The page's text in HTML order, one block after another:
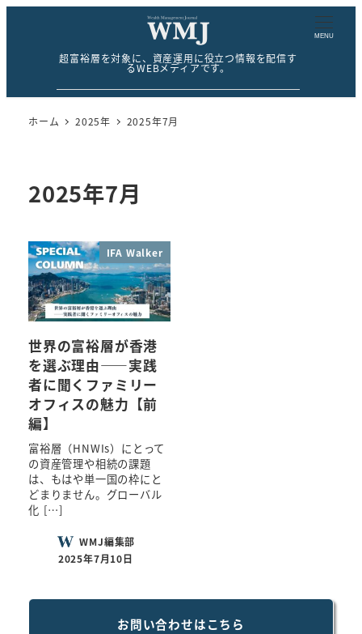
超富裕層を対象に、資産運用に役立つ情報を配信す
るWEBメディアです。
MENU
ホーム 2025年 2025年7月
2025年7月
IFA Walker
世界の富裕層が香港
を選ぶ理由――実践
者に聞くファミリー
オフィスの魅力【前
編】
富裕層（HNWIs）にとって
の資産管理や相続の課題
は、もはや単一国の枠にと
どまりません。グローバル
化 […]
WMJ編集部
2025年7月10日
お問い合わせはこちら